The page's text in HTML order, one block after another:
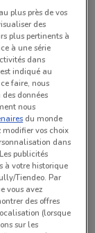
moment
plus près de vos
des
plus pertinents à
à une série
dans
indiqué au
faire, nous
données
nous
du monde
modifier vos choix
dans
publicités
à votre historique
Tiendeo. Par
vous avez
des offres
(lorsque
sur les